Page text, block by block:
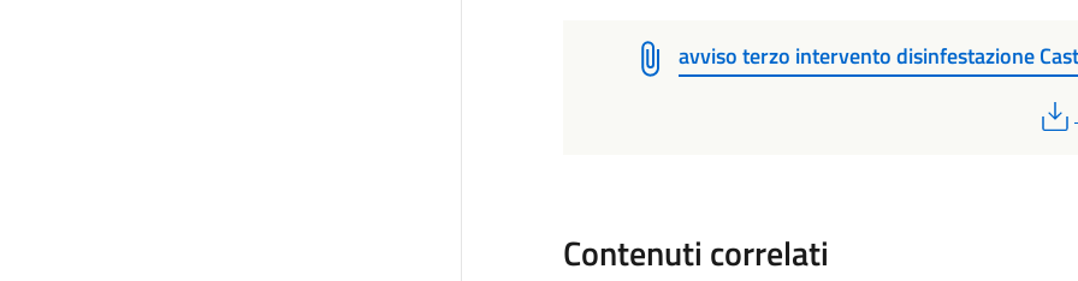
avviso terzo intervento disinfestazione
Contenuti correlati